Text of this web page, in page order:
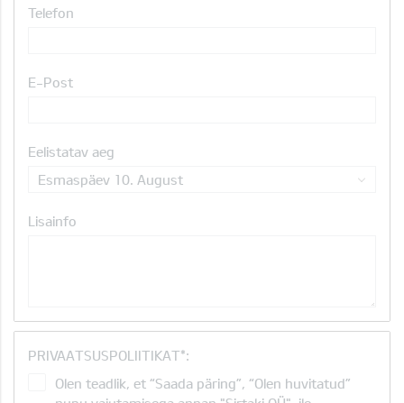
Telefon
E-Post
Eelistatav aeg
Esmaspäev 10. August
Lisainfo
PRIVAATSUSPOLIITIKAT*:
Olen teadlik, et “Saada päring”, “Olen huvitatud”